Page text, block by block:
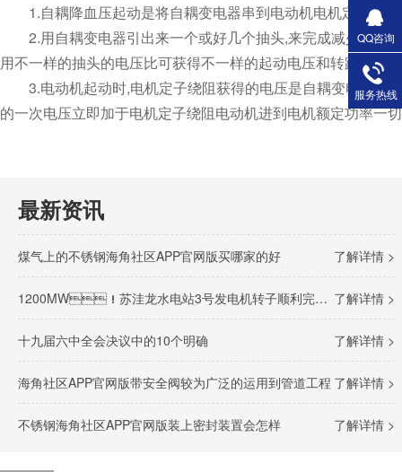
1.自耦降血压起动是将自耦变电器串到电动机电机定子绕阻
2.用自耦变电器引出来一个或好几个抽头,来完成减少电压
用不一样的抽头的电压比可获得不一样的起动电压和转距
3.电动机起动时,电机定子绕阻获得的电压是自耦变电器的
的一次电压立即加于电机定子绕阻电动机进到电机额定功率一
最新资讯
了解详情 >
煤气上的不锈钢海角社区APP官网版买哪家的好
了解详情 >
1200MW！苏洼龙水电站3号发电机转子顺利完成吊装
了解详情 >
十九届六中全会决议中的10个明确
了解详情 >
海角社区APP官网版带安全阀较为广泛的运用到管道工程
了解详情 >
不锈钢海角社区APP官网版装上密封装置会怎样
QQ咨询
服务热线